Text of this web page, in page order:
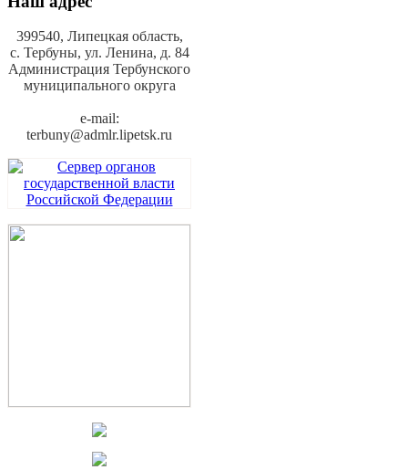
399540, Липецкая область,
с. Тербуны, ул. Ленина, д. 84
Администрация Тербунского
муниципального округа
e-mail:
terbuny@admlr.lipetsk.ru